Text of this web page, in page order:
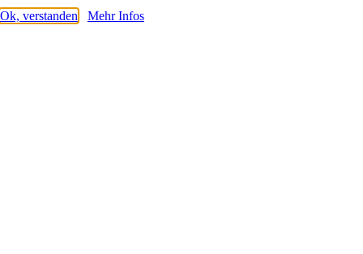
Ok, verstanden Mehr Infos